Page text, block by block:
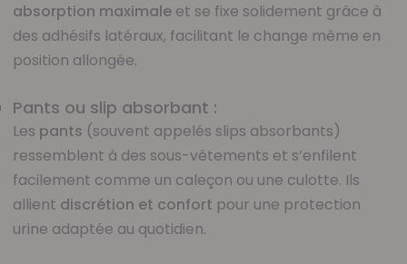
absorption maximale et se fixe solidement grâce à
des adhésifs latéraux, facilitant le change même en
position allongée.
Pants ou slip absorbant :
Les pants (souvent appelés slips absorbants)
ressemblent à des sous-vêtements et s’enfilent
facilement comme un caleçon ou une culotte. Ils
allient discrétion et confort pour une protection
urine adaptée au quotidien.